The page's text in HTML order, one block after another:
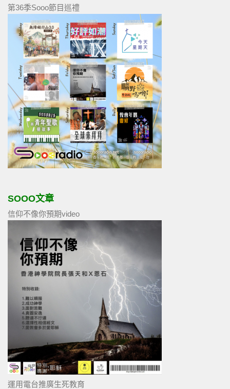
第36季Sooo節目巡禮
SOOO文章
信仰不像你預期video
運用電台推廣生死教育